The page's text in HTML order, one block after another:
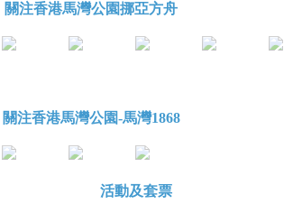
關注香港馬灣公園挪亞方舟
關注香港馬灣公園-馬灣1868
活動及套票